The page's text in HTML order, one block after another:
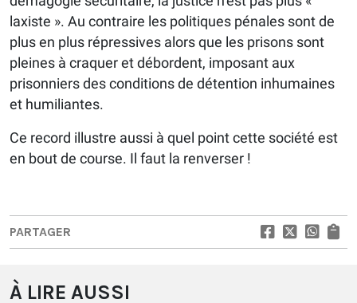
laxiste ». Au contraire les politiques pénales sont de
plus en plus répressives alors que les prisons sont
pleines à craquer et débordent, imposant aux
prisonniers des conditions de détention inhumaines
et humiliantes.
Ce record illustre aussi à quel point cette société est
en bout de course. Il faut la renverser !
PARTAGER
À LIRE AUSSI